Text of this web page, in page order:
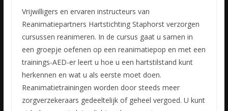
Vrijwilligers en ervaren instructeurs van
Reanimatiepartners Hartstichting Staphorst verzorgen
cursussen reanimeren. In de cursus gaat u samen in
een groepje oefenen op een reanimatiepop en met een
trainings-AED-er leert u hoe u een hartstilstand kunt
herkennen en wat u als eerste moet doen.
Reanimatietrainingen worden door steeds meer
zorgverzekeraars gedeeltelijk of geheel vergoed. U kunt